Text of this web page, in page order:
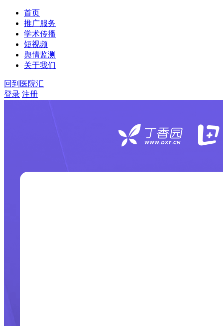
首页
推广服务
学术传播
短视频
舆情监测
关于我们
回到医院汇
登录 注册